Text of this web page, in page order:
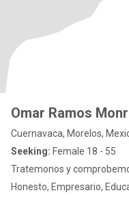
Omar Ramos
Cuernavaca, Morelos,
Seeking: Female 18 - 55
Tratemonos y
Honesto, Empresario,